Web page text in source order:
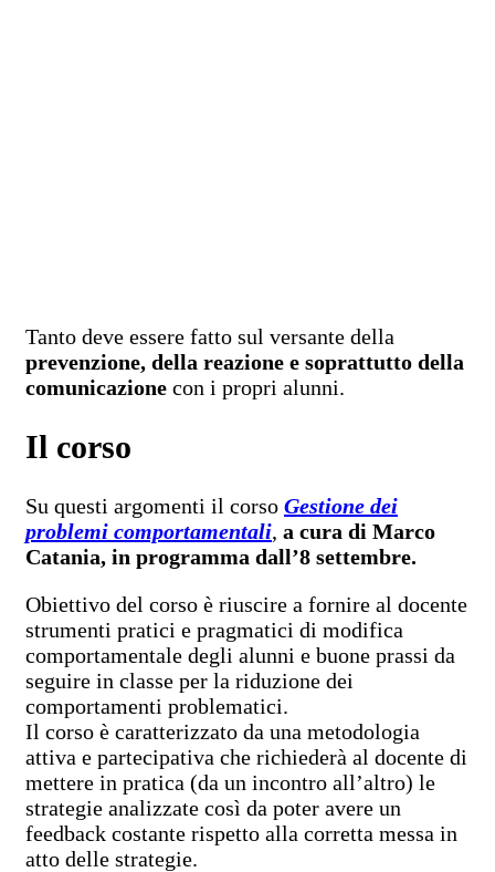
Tanto deve essere fatto sul versante della
prevenzione, della reazione e soprattutto della
comunicazione con i propri alunni.
Il corso
Su questi argomenti il corso Gestione dei
problemi comportamentali, a cura di Marco
Catania, in programma dall’8 settembre.
Obiettivo del corso è riuscire a fornire al docente
strumenti pratici e pragmatici di modifica
comportamentale degli alunni e buone prassi da
seguire in classe per la riduzione dei
comportamenti problematici.
Il corso è caratterizzato da una metodologia
attiva e partecipativa che richiederà al docente di
mettere in pratica (da un incontro all’altro) le
strategie analizzate così da poter avere un
feedback costante rispetto alla corretta messa in
atto delle strategie.